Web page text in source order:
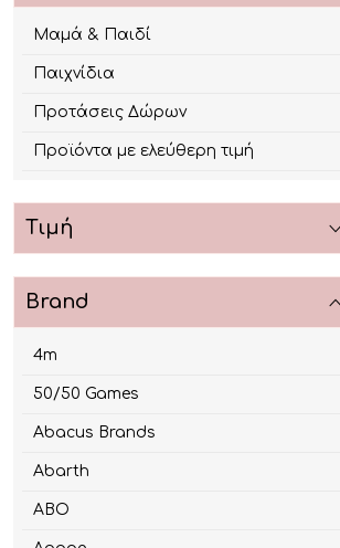
Μαμά & Παιδί
Παιχνίδια
Προτάσεις Δώρων
Προϊόντα με ελεύθερη τιμή
Τιμή
Brand
4m
50/50 Games
Abacus Brands
Abarth
ABO